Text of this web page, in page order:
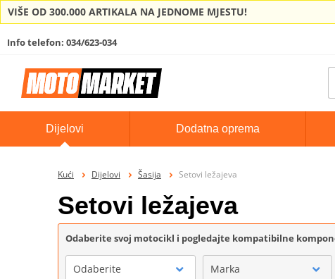
VIŠE OD 300.000 ARTIKALA NA JEDNOME MJESTU!
Info telefon: 034/623-034
Dijelovi Dodatna oprema
Kući Dijelovi Šasija Setovi ležajeva
Setovi ležajeva
Odaberite svoj motocikl i pogledajte kompatibilne
Odaberite Marka